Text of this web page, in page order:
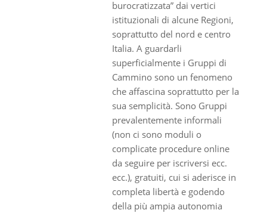
burocratizzata” dai vertici
istituzionali di alcune Regioni,
soprattutto del nord e centro
Italia. A guardarli
superficialmente i Gruppi di
Cammino sono un fenomeno
che affascina soprattutto per la
sua semplicità. Sono Gruppi
prevalentemente informali
(non ci sono moduli o
complicate procedure online
da seguire per iscriversi ecc.
ecc.), gratuiti, cui si aderisce in
completa libertà e godendo
della più ampia autonomia